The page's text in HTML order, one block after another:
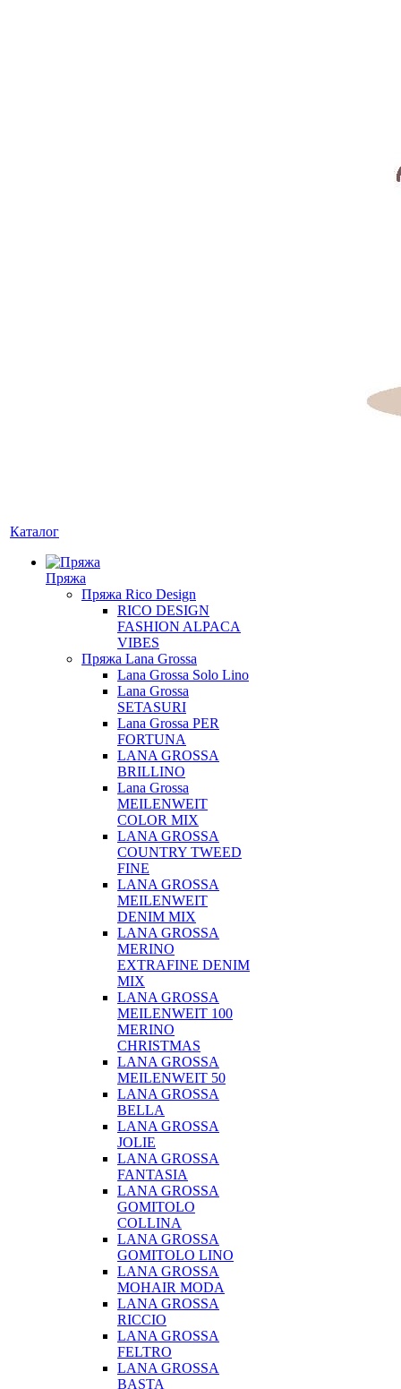
Каталог
Пряжа
Пряжа Rico Design
RICO DESIGN
FASHION ALPACA
VIBES
Пряжа Lana Grossa
Lana Grossa Solo Lino
Lana Grossa
SETASURI
Lana Grossa PER
FORTUNA
LANA GROSSA
BRILLINO
Lana Grossa
MEILENWEIT
COLOR MIX
LANA GROSSA
COUNTRY TWEED
FINE
LANA GROSSA
MEILENWEIT
DENIM MIX
LANA GROSSA
MERINO
EXTRAFINE DENIM
MIX
LANA GROSSA
MEILENWEIT 100
MERINO
CHRISTMAS
LANA GROSSA
MEILENWEIT 50
LANA GROSSA
BELLA
LANA GROSSA
JOLIE
LANA GROSSA
FANTASIA
LANA GROSSA
GOMITOLO
COLLINA
LANA GROSSA
GOMITOLO LINO
LANA GROSSA
MOHAIR MODA
LANA GROSSA
RICCIO
LANA GROSSA
FELTRO
LANA GROSSA
BASTA